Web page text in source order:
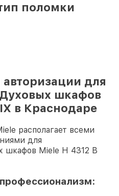
поломки
для
шкафов
в Краснодаре
располагает всеми
для
шкафов Miele H 4312 B